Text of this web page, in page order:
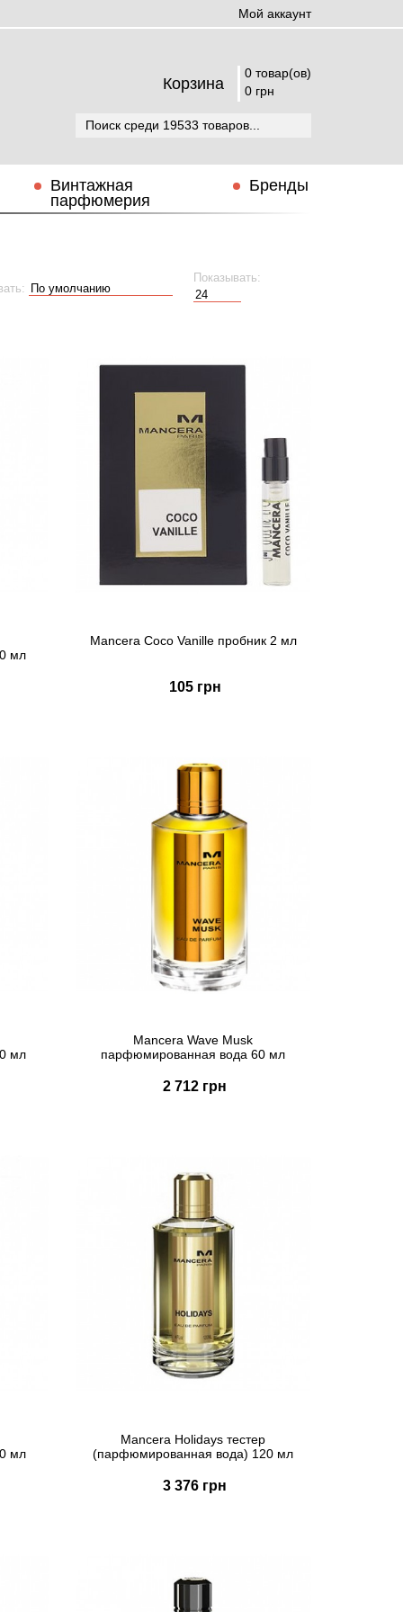
Мой аккаунт
Корзина
0 товар(ов)
0 грн
Винтажная
парфюмерия
Бренды
Показывать:
мл
Mancera Coco Vanille пробник 2 мл
105 грн
мл
Mancera Wave Musk
парфюмированная вода 60 мл
2 712 грн
мл
Mancera Holidays тестер
(парфюмированная вода) 120 мл
3 376 грн